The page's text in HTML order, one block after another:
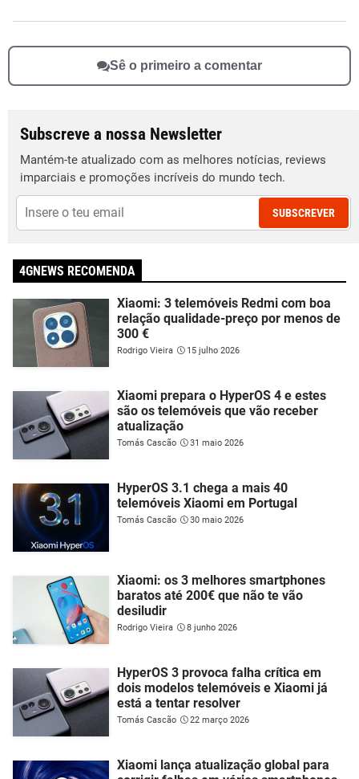
Sê o primeiro a comentar
Subscreve a nossa Newsletter
Mantém-te atualizado com as melhores notícias, reviews
imparciais e promoções incríveis do mundo tech.
SUBSCREVER
4GNEWS RECOMENDA
Xiaomi: 3 telemóveis Redmi com boa
relação qualidade-preço por menos de
300 €
Rodrigo Vieira 15 julho 2026
Xiaomi prepara o HyperOS 4 e estes
são os telemóveis que vão receber
atualização
Tomás Cascão 31 maio 2026
HyperOS 3.1 chega a mais 40
telemóveis Xiaomi em Portugal
Tomás Cascão 30 maio 2026
Xiaomi: os 3 melhores smartphones
baratos até 200€ que não te vão
desiludir
Rodrigo Vieira 8 junho 2026
HyperOS 3 provoca falha crítica em
dois modelos telemóveis e Xiaomi já
está a tentar resolver
Tomás Cascão 22 março 2026
Xiaomi lança atualização global para